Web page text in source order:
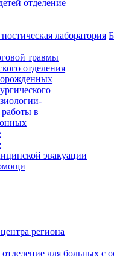
отделение
лаборатория
травмы
отделения
в
эвакуации
региона
отделение для больных